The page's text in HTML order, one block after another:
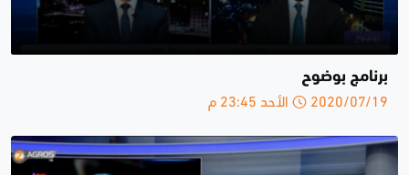
برنامج بوضوح
2020/07/19 الأحد 23:45 م